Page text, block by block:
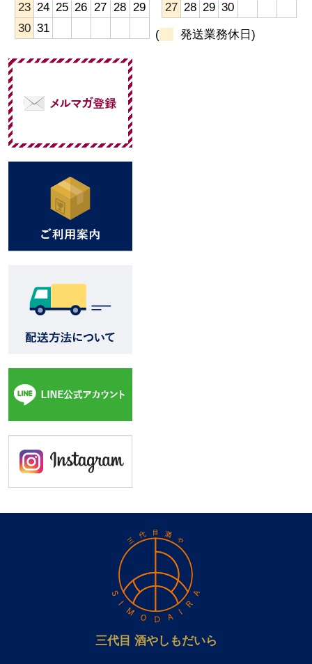
23 24 25 26 27 28 29
30 31
27 28 29 30
( 発送業務休日)
三代目 酒やしもだいら